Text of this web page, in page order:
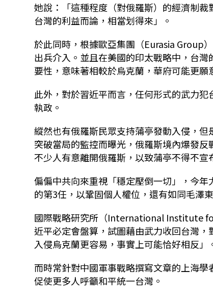
她說：「這種程度（對俄羅斯）的經濟制
台灣的利益而論，相當划得來」。
於此同時，根據歐亞集團（Eurasia Group
出兵介入。並且在美國的印太戰略中，台
要性，意味著相較於烏克蘭，華府可能更願
此外，對於習近平而言，任何形式的武力
執政。
縱然也有俄羅斯民眾支持蒲亭發動入侵，
突破當局的監控而曝光，俄羅斯境內爆發
不少人有意離開俄羅斯，以致蒲亭不得不
偏偏中共向來重視「穩定壓倒一切」，今
的第3任，以鞏固個人權位，還有如同毛澤
國際戰略研究所（International Institute
近平必定會盤算，試圖藉由武力收回台灣
入侵烏克蘭更容易，事實上可能恰好相反」
而時常針對中國軍事戰略撰寫文章的上海
促使更多人呼籲和平統一台灣。